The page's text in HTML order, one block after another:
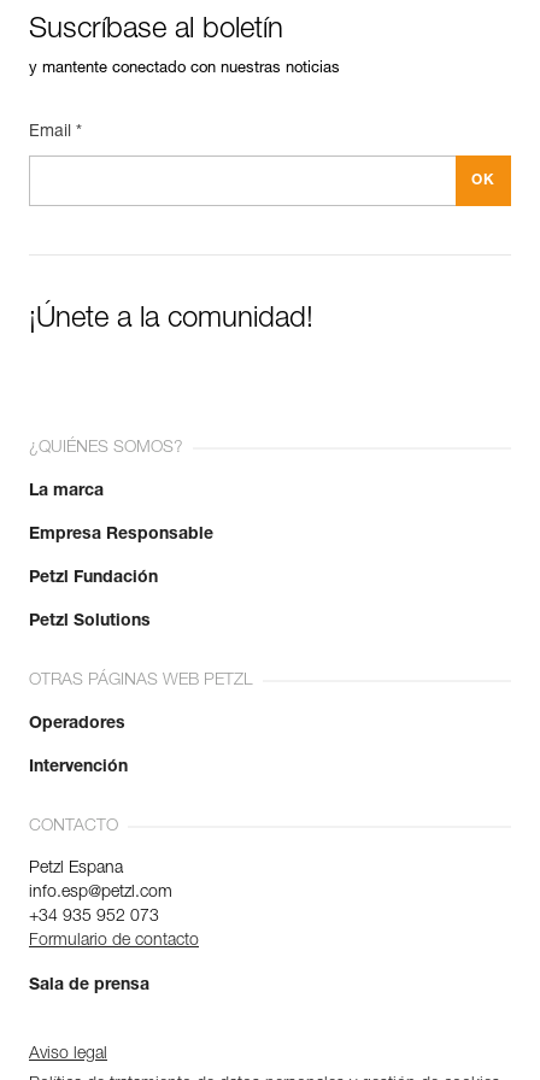
Garantía : 3 Años
Pack : 1
Consejos para el mantenimiento de tus equipos
Descargar el pdf Maintenance tips
FAQ
Suscríbase al boletín
y mantente conectado con nuestras noticias
Email *
¡Únete a la comunidad!
¿QUIÉNES SOMOS?
La marca
Empresa Responsable
Petzl Fundación
Petzl Solutions
OTRAS PÁGINAS WEB PETZL
Operadores
Intervención
CONTACTO
Petzl Espana
info.esp@petzl.com
+34 935 952 073
Formulario de contacto
Sala de prensa
Aviso legal